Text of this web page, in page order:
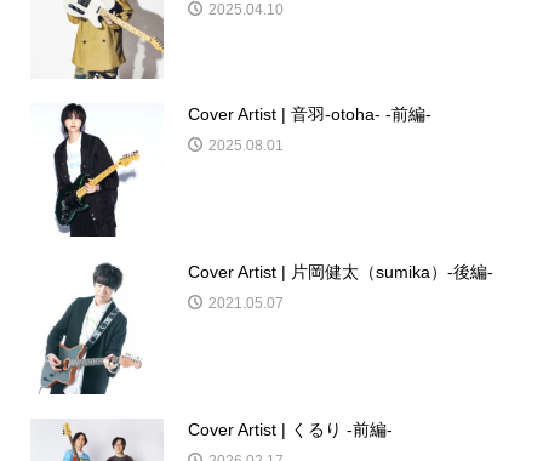
2025.04.10
Cover Artist | 音羽-otoha- -前編-
2025.08.01
Cover Artist | 片岡健太（sumika）-後編-
2021.05.07
Cover Artist | くるり -前編-